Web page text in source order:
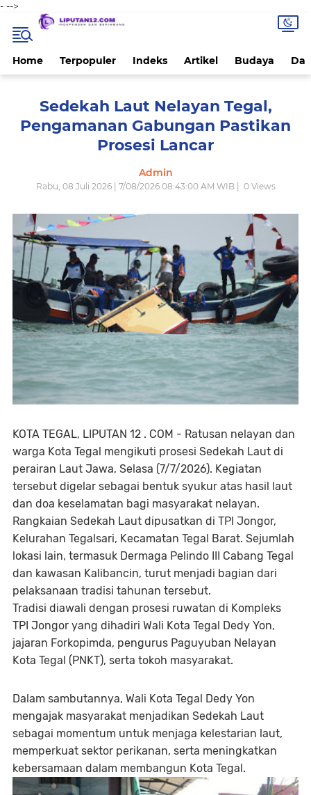
- -->
Home Terpopuler Indeks Artikel Budaya
Sedekah Laut Nelayan Tegal,
Pengamanan Gabungan Pastikan
Prosesi Lancar
Admin
Rabu, 08 Juli 2026 | 7/08/2026 08:43:00 AM WIB | 0Views
KOTA TEGAL, LIPUTAN 12 . COM - Ratusan nelayan dan
warga Kota Tegal mengikuti prosesi Sedekah Laut di
perairan Laut Jawa, Selasa (7/7/2026). Kegiatan
tersebut digelar sebagai bentuk syukur atas hasil laut
dan doa keselamatan bagi masyarakat nelayan.
Rangkaian Sedekah Laut dipusatkan di TPI Jongor,
Kelurahan Tegalsari, Kecamatan Tegal Barat. Sejumlah
lokasi lain, termasuk Dermaga Pelindo III Cabang Tegal
dan kawasan Kalibancin, turut menjadi bagian dari
pelaksanaan tradisi tahunan tersebut.
Tradisi diawali dengan prosesi ruwatan di Kompleks
TPI Jongor yang dihadiri Wali Kota Tegal Dedy Yon,
jajaran Forkopimda, pengurus Paguyuban Nelayan
Kota Tegal (PNKT), serta tokoh masyarakat.
Dalam sambutannya, Wali Kota Tegal Dedy Yon
mengajak masyarakat menjadikan Sedekah Laut
sebagai momentum untuk menjaga kelestarian laut,
memperkuat sektor perikanan, serta meningkatkan
kebersamaan dalam membangun Kota Tegal.